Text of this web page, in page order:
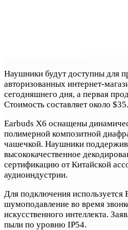
Наушники будут доступны для
авторизованных интернет-
сегодняшнего дня, а первая
Стоимость составляет около $35.
Earbuds X6 оснащены
полимерной композитной
чашечкой. Наушники
высококачественное
сертификацию от Китайской
аудиоиндустрии.
Для подключения используется
шумоподавление во время
искусственного интеллекта.
пыли по уровню IP54.